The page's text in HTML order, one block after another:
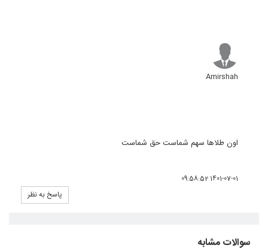
Amirshah
اون طلاها سهم شماست حق شماست
1401-07-01 09:58:52
پاسخ به نظر
سوالات مشابه